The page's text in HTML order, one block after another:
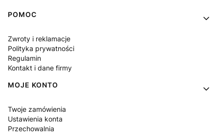
Linki w stopce
POMOC
Zwroty i reklamacje
Polityka prywatności
Regulamin
Kontakt i dane firmy
MOJE KONTO
Twoje zamówienia
Ustawienia konta
Przechowalnia